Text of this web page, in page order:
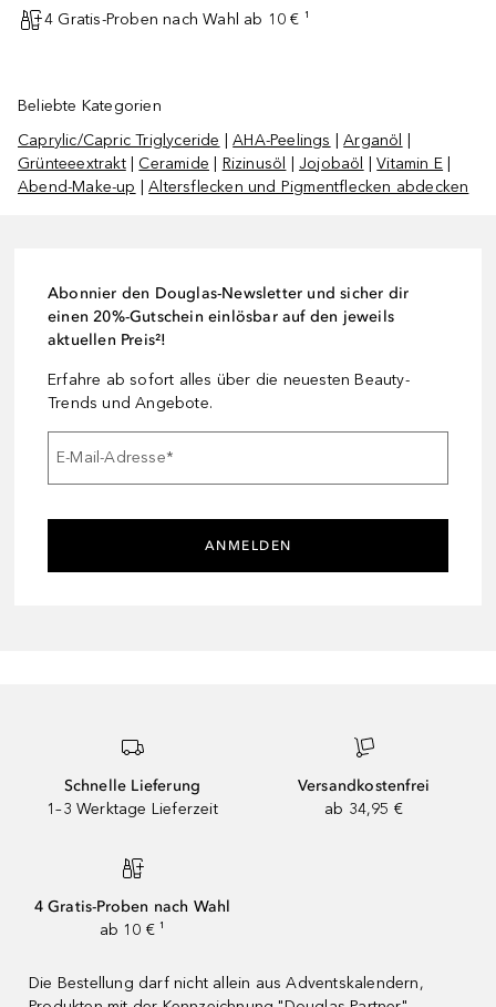
4 Gratis-Proben nach Wahl ab 10 € ¹
Beliebte Kategorien
Caprylic/Capric Triglyceride |AHA-Peelings |Arganöl
Grünteeextrakt| Ceramide Rizinusöl |Jojobaöl |Vitamin E
Abend-Make-up |Altersflecken und Pigmentflecken abdecken
Abonnier den Douglas-Newsletter und sicher dir
einen 20%-Gutschein einlösbar auf den jeweils
aktuellen Preis²!
Erfahre ab sofort alles über die neuesten Beauty-
Trends und Angebote.
E-Mail-Adresse*
ANMELDEN
Schnelle Lieferung
1–3 Werktage Lieferzeit
Versandkostenfrei
ab 34,95 €
4 Gratis-Proben nach Wahl
ab 10 € ¹
Die Bestellung darf nicht allein aus Adventskalendern,